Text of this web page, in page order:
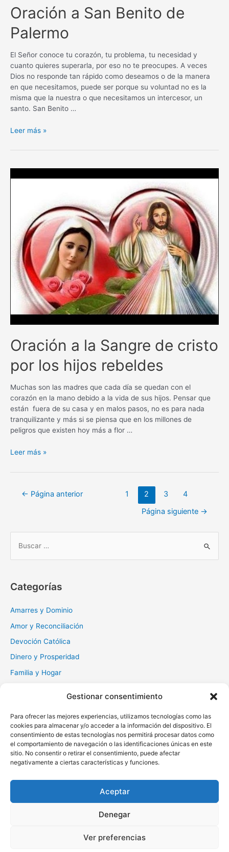
Gestionar consentimiento
Para ofrecer las mejores experiencias, utilizamos tecnologías como las
cookies para almacenar y/o acceder a la información del dispositivo. El
consentimiento de estas tecnologías nos permitirá procesar datos como
el comportamiento de navegación o las identificaciones únicas en este
sitio. No consentir o retirar el consentimiento, puede afectar
negativamente a ciertas características y funciones.
Aceptar
Denegar
Ver preferencias
Oración a San Benito de
Palermo
El Señor conoce tu corazón, tu problema, tu necesidad y
cuanto quieres superarla, por eso no te preocupes. A veces
Dios no responde tan rápido como deseamos o de la manera
en que necesitamos, puede ser porque su voluntad no es la
misma que la nuestra o que necesitamos un intercesor, un
santo. San Benito …
Oración
San
Leer más »
Oración a la Sangre de cristo
por los hijos rebeldes
Muchas son las madres que cada día se quedan con el
corazón en la mano debido a la vida de sus hijos. Pensar que
están fuera de su casa y en malos pasos, no es para nada
tranquilizante y más si se piensa que en los millones de
peligros que existen hoy más a flor …
Oración
la
rebeldes
Leer más »
Navegación
← Página anterior 1 2 3
4
Página siguiente →
r
Categorías
Amarres y Dominio
Amor y Reconciliación
Devoción Católica
Dinero y Prosperidad
Familia y Hogar
Muerte y Difuntos
Oraciones Diarias
Otras
Protección y Liberación
Salud y Sanación
WordPress